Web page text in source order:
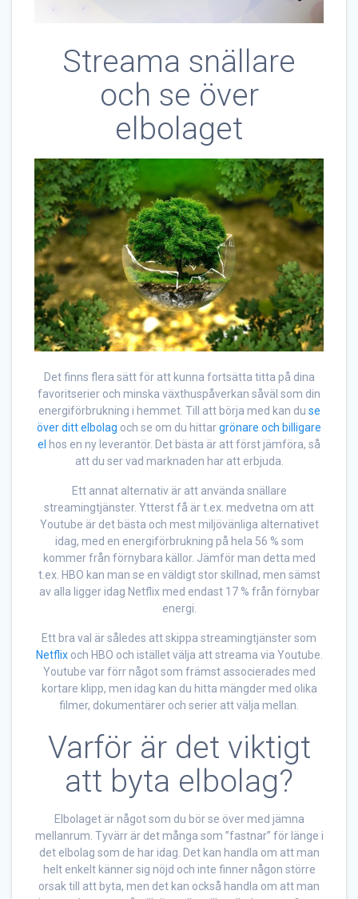
Streama snällare
och se över
elbolaget
Det finns flera sätt för att kunna fortsätta titta på dina
favoritserier och minska växthuspåverkan såväl som din
energiförbrukning i hemmet. Till att börja med kan du se
över ditt elbolag och se om du hittargrönare och billigare
el hos en ny leverantör. Det bästa är att först jämföra, så
att du ser vad marknaden har att erbjuda.
Ett annat alternativ är att använda snällare
streamingtjänster. Ytterst få är t.ex. medvetna om att
Youtube är det bästa och mest miljövänliga alternativet
idag, med en energiförbrukning på hela 56 % som
kommer från förnybara källor. Jämför man detta med
t.ex. HBO kan man se en väldigt stor skillnad, men sämst
av alla ligger idag Netflix med endast 17 % från förnybar
energi.
Ett bra val är således att skippa streamingtjänster som
Netflixoch HBO och istället välja att streama via Youtube.
Youtube var förr något som främst associerades med
kortare klipp, men idag kan du hitta mängder med olika
filmer, dokumentärer och serier att välja mellan.
Varför är det viktigt
att byta elbolag?
Elbolaget är något som du bör se över med jämna
mellanrum. Tyvärr är det många som ”fastnar” för länge i
det elbolag som de har idag. Det kan handla om att man
helt enkelt känner sig nöjd och inte finner någon större
orsak till att byta, men det kan också handla om att man